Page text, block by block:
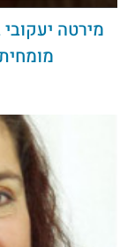
מירטה יעקובי